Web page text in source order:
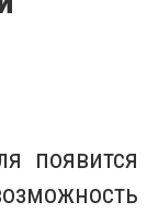
появится